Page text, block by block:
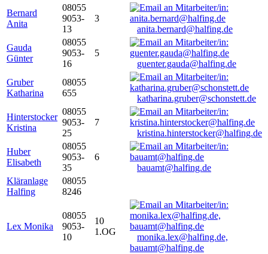
Bernard
Anita
08055
9053-
13
3
anita.bernard@halfing.de
Gauda
Günter
08055
9053-
16
5
guenter.gauda@halfing.de
Gruber
Katharina
08055
655
katharina.gruber@schonstett.de
Hinterstocker
Kristina
08055
9053-
25
7
kristina.hinterstocker@halfing.de
Huber
Elisabeth
08055
9053-
35
6
bauamt@halfing.de
Kläranlage
Halfing
08055
8246
Lex Monika
08055
9053-
10
10
1.OG
monika.lex@halfing.de,
bauamt@halfing.de